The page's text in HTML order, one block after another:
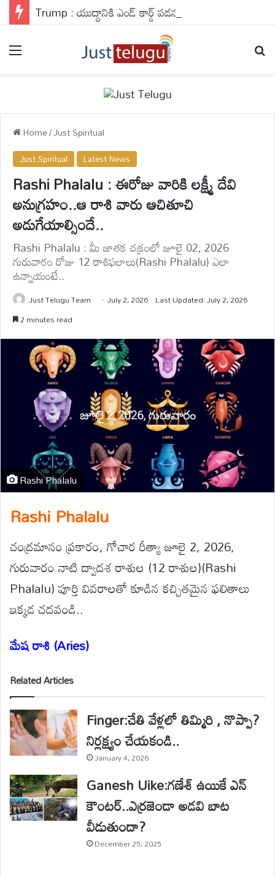
Home/Just Spiritual
Just Spiritual Latest News
Rashi Phalalu : ఈరోజు వారికి లక్ష్మీ దేవి
అనుగ్రహం..ఆ రాశి వారు ఆచితూచి
అడుగేయాల్సిందే..
Rashi Phalalu : మీ జాతక చక్రంలో జూలై 02, 2026
గురువారం రోజు 12 రాశిఫలాలు(Rashi Phalalu) ఎలా
ఉన్నాయంటే..
Just Telugu Team July 2, 2026 Last Updated: July 2, 2026
2 minutes read
Rashi Phalalu
Rashi Phalalu
చంద్రమానం ప్రకారం, గోచార రీత్యా జూలై 2, 2026,
గురువారం నాటి ద్వాదశ రాశుల (12 రాశుల)(Rashi
Phalalu) పూర్తి వివరాలతో కూడిన కచ్చితమైన ఫలితాలు
ఇక్కడ చదవండి..
మేష రాశి (Aries)
Related Articles
Finger:చేతి వేళ్లలో తిమ్మిరి , నొప్పా?
నిర్లక్ష్యం చేయకండి..
January 4, 2026
Ganesh Uike:గణేశ్ ఉయికే ఎన్
కౌంటర్..ఎర్రజెండా అడవి బాట
వీడుతుందా?
December 25, 2025